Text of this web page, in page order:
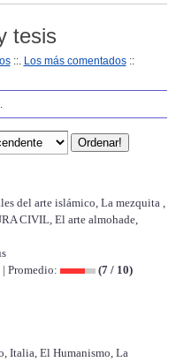
tesis
::. Los más comentados::
del arte islámico, La mezquita ,
CIVIL, El arte almohade,
Promedio:
(7 / 10)
Italia, El Humanismo, La